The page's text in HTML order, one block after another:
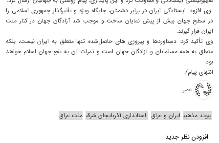
وی افزود: ایستادگی ایران در برابر دشمنان، جایگاه ویژه و تأثیرگذار جمهوری اسلامی را
در سطح جهان بیش از پیش نمایان ساخت و موجب شد آزادگان جهان در کنار ملت
ایران قرار گیرند.
وی تأکید کرد: دستاوردها و پیروزی‌ های حاصل‌شده تنها متعلق به ایران نیست، بلکه
متعلق به همه مسلمانان و آزادگان جهان است و ثمرات آن به نفع جهان اسلام خواهد
بود.
انتهای پیام/
نصر
پیوند مذهبی ایران و عراق استانداری آذربایجان شرقی ملت عراق
افزودن نظر جدید